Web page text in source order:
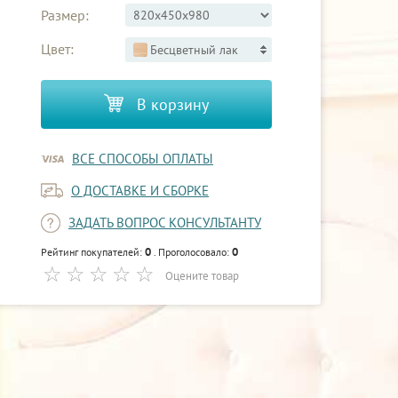
Размер:
Цвет:
Бесцветный лак
В корзину
ВСЕ СПОСОБЫ ОПЛАТЫ
О ДОСТАВКЕ И СБОРКЕ
ЗАДАТЬ ВОПРОС КОНСУЛЬТАНТУ
Рейтинг покупателей: 0 . Проголосовало: 0
Оцените товар